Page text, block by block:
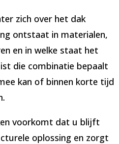
zich over het dak
ontstaat in materialen,
en in welke staat het
die combinatie bepaalt
kan of binnen korte tijd
voorkomt dat u blijft
oplossing en zorgt